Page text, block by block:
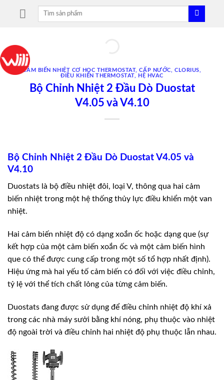
Tìm
CẢM BIẾN NHIỆT CƠ HỌC THERMOSTAT,CẤP NƯỚC ,CLORIUS
ĐIỀU KHIỂN THERMOSTAT, HỆ HVAC
Bộ Chỉnh Nhiệt 2 Đầu Dò Duostat
V4.05 và V4.10
Bộ Chỉnh Nhiệt 2 Đầu Dò Duostat V4.05 và
V4.10
Duostats là bộ điều nhiệt đôi, loại V, thông qua hai cảm
biến nhiệt trong một hệ thống thủy lực điều khiển một van
nhiệt.
Hai cảm biến nhiệt độ có dạng xoắn ốc hoặc dạng que (sự
kết hợp của một cảm biến xoắn ốc và một cảm biến hình
que có thể được cung cấp trong một số tổ hợp nhất định).
Hiệu ứng mà hai yếu tố cảm biến có đối với việc điều chỉnh,
tỷ lệ với thể tích chất lỏng của từng cảm biến.
Duostats đang được sử dụng để điều chỉnh nhiệt độ khí xả
trong các nhà máy sưởi bằng khí nóng, phụ thuộc vào nhiệt
độ ngoài trời và điều chỉnh hai nhiệt độ phụ thuộc lẫn nhau.